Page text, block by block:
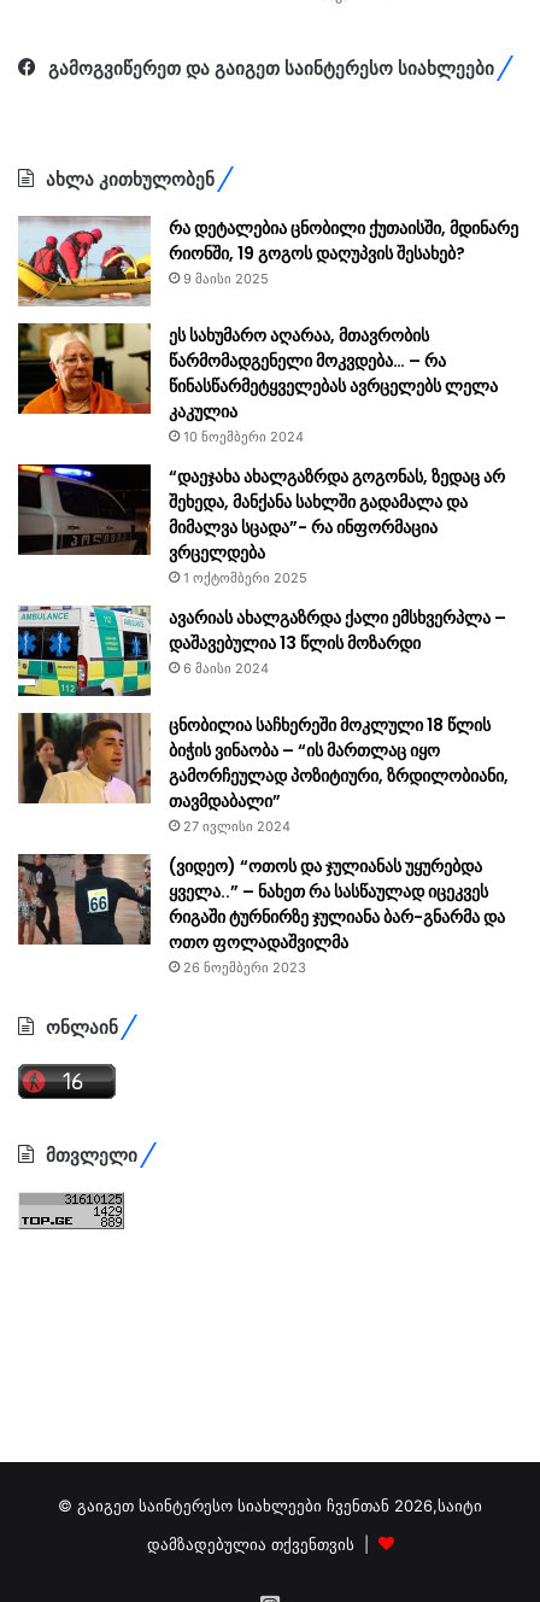
გამოგვიწერეთ და გაიგეთ საინტერესო სიახლეები
ახლა კითხულობენ
რა დეტალებია ცნობილი ქუთაისში, მდინარე
რიონში, 19 გოგოს დაღუპვის შესახებ?
9 მაისი 2025
ეს სახუმარო აღარაა, მთავრობის
წარმომადგენელი მოკვდება… – რა
წინასწარმეტყველებას ავრცელებს ლელა
კაკულია
10 ნოემბერი 2024
“დაეჯახა ახალგაზრდა გოგონას, ზედაც არ
შეხედა, მანქანა სახლში გადამალა და
მიმალვა სცადა”- რა ინფორმაცია
ვრცელდება
1 ოქტომბერი 2025
ავარიას ახალგაზრდა ქალი ემსხვერპლა –
დაშავებულია 13 წლის მოზარდი
6 მაისი 2024
ცნობილია საჩხერეში მოკლული 18 წლის
ბიჭის ვინაობა – “ის მართლაც იყო
გამორჩეულად პოზიტიური, ზრდილობიანი,
თავმდაბალი”
27 ივლისი 2024
(ვიდეო) “ოთოს და ჯულიანას უყურებდა
ყველა..” – ნახეთ რა სასწაულად იცეკვეს
რიგაში ტურნირზე ჯულიანა ბარ-გნარმა და
ოთო ფოლადაშვილმა
26 ნოემბერი 2023
ონლაინ
მთვლელი
© გაიგეთ საინტერესო სიახლეები ჩვენთან 2026,საიტი
დამზადებულია თქვენთვის |